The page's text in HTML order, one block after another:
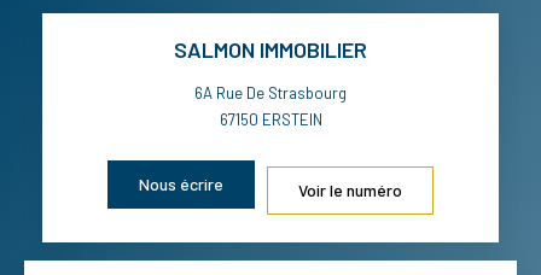
SALMON IMMOBILIER
6A Rue De Strasbourg
67150 ERSTEIN
Nous écrire Voir le numéro